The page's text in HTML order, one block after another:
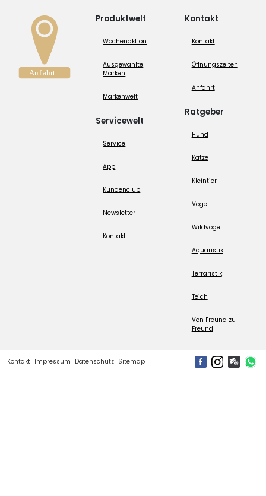
Produktwelt
Wochenaktion
Ausgewählte
Marken
Markenwelt
Servicewelt
Service
App
Kundenclub
Newsletter
Kontakt
Kontakt
Kontakt
Öffnungszeiten
Anfahrt
Ratgeber
Hund
Katze
Kleintier
Vogel
Wildvogel
Aquaristik
Terraristik
Teich
Von Freund zu
Freund
Kontakt Impressum Datenschutz Sitemap